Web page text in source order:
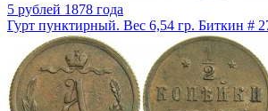
5 рублей 1878 года
Гурт пунктирный. Вес 6,54 гр. Биткин #